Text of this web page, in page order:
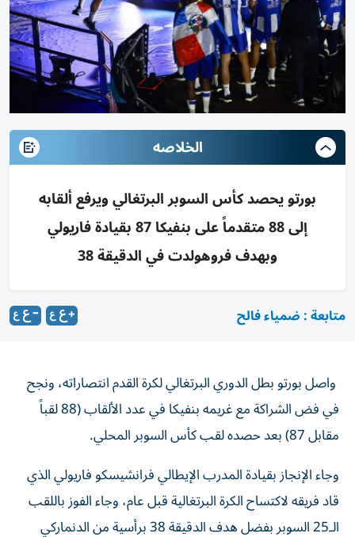
الخلاصه
بورتو يحصد كأس السوبر البرتغالي ويرفع ألقابه
إلى 88 متقدماً على بنفيكا 87 بقيادة فاريولي
وبهدف فروهولدت في الدقيقة 38
متابعة : ضمياء فالح
واصل بورتو بطل الدوري البرتغالي لكرة القدم انتصاراته، ونجح
في فض الشراكة مع غريمه بنفيكا في عدد الألقاب (88 لقباً
مقابل 87) بعد حصده لقب كأس السوبر المحلي.
وجاء الإنجاز بقيادة المدرب الإيطالي فرانشيسكو فاريولي الذي
قاد فريقه لاكتساح الكرة البرتغالية قبل عام، وجاء الفوز باللقب
الـ25 السوبر بفضل هدف الدقيقة 38 برأسية من الدنماركي